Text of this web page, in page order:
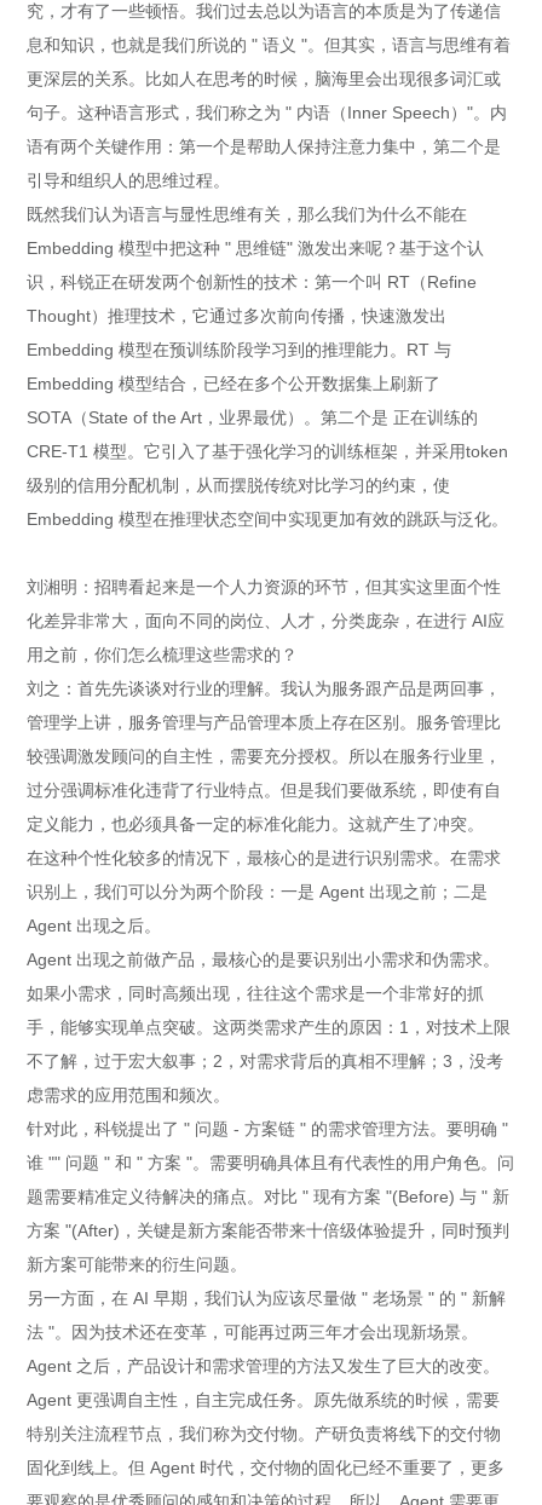
究，才有了一些顿悟。我们过去总以为语言的本质是为了传递信
息和知识，也就是我们所说的 " 语义 "。但其实，语言与思维有着
更深层的关系。比如人在思考的时候，脑海里会出现很多词汇或
句子。这种语言形式，我们称之为 " 内语（Inner Speech）"。内
语有两个关键作用：第一个是帮助人保持注意力集中，第二个是
引导和组织人的思维过程。
既然我们认为语言与显性思维有关，那么我们为什么不能在
Embedding 模型中把这种 " 思维链" 激发出来呢？基于这个认
识，科锐正在研发两个创新性的技术：第一个叫 RT（Refine
Thought）推理技术，它通过多次前向传播，快速激发出
Embedding 模型在预训练阶段学习到的推理能力。RT 与
Embedding 模型结合，已经在多个公开数据集上刷新了
SOTA（State of the Art，业界最优）。第二个是 正在训练的
CRE-T1 模型。它引入了基于强化学习的训练框架，并采用token
级别的信用分配机制，从而摆脱传统对比学习的约束，使
Embedding 模型在推理状态空间中实现更加有效的跳跃与泛化。
刘湘明：招聘看起来是一个人力资源的环节，但其实这里面个性
化差异非常大，面向不同的岗位、人才，分类庞杂，在进行 AI应
用之前，你们怎么梳理这些需求的？
刘之：首先先谈谈对行业的理解。我认为服务跟产品是两回事，
管理学上讲，服务管理与产品管理本质上存在区别。服务管理比
较强调激发顾问的自主性，需要充分授权。所以在服务行业里，
过分强调标准化违背了行业特点。但是我们要做系统，即使有自
定义能力，也必须具备一定的标准化能力。这就产生了冲突。
在这种个性化较多的情况下，最核心的是进行识别需求。在需求
识别上，我们可以分为两个阶段：一是 Agent 出现之前；二是
Agent 出现之后。
Agent 出现之前做产品，最核心的是要识别出小需求和伪需求。
如果小需求，同时高频出现，往往这个需求是一个非常好的抓
手，能够实现单点突破。这两类需求产生的原因：1，对技术上限
不了解，过于宏大叙事；2，对需求背后的真相不理解；3，没考
虑需求的应用范围和频次。
针对此，科锐提出了 " 问题 - 方案链 " 的需求管理方法。要明确 "
谁 "" 问题 " 和 " 方案 "。需要明确具体且有代表性的用户角色。问
题需要精准定义待解决的痛点。对比 " 现有方案 "(Before) 与 " 新
方案 "(After)，关键是新方案能否带来十倍级体验提升，同时预判
新方案可能带来的衍生问题。
另一方面，在 AI 早期，我们认为应该尽量做 " 老场景 " 的 " 新解
法 "。因为技术还在变革，可能再过两三年才会出现新场景。
Agent 之后，产品设计和需求管理的方法又发生了巨大的改变。
Agent 更强调自主性，自主完成任务。原先做系统的时候，需要
特别关注流程节点，我们称为交付物。产研负责将线下的交付物
固化到线上。但 Agent 时代，交付物的固化已经不重要了，更多